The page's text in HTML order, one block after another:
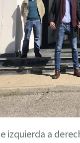
izquierda a